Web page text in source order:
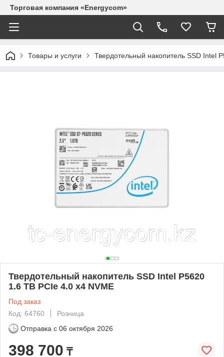
Торговая компания «Energycom»
Товары и услуги Твердотельный накопитель SSD Intel
Твердотельный накопитель SSD Intel P5620
1.6 TB PCIe 4.0 x4 NVME
Под заказ
Код: 64760
Розница
Отправка с 06 октября 2026
398 700 ₸